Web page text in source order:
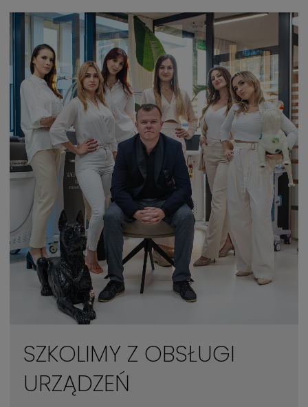
SZKOLIMY Z OBSŁUGI
URZĄDZEŃ